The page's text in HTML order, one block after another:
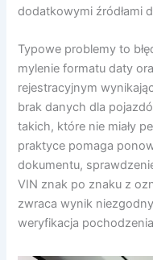
dodatkowymi źródłami
Typowe problemy to
mylenie formatu daty
rejestracyjnym
brak danych dla
takich, które nie miały
praktyce pomaga
dokumentu,
VIN znak po znaku z
zwraca wynik
weryfikacja